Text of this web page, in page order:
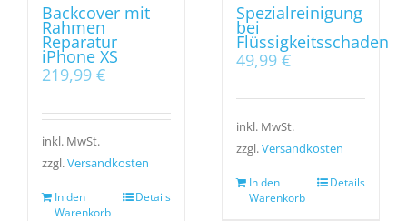
Backcover mit
Rahmen
Reparatur
iPhone XS
219,99 €
inkl. MwSt.
zzgl.Versandkosten
In den
Warenkorb
Details
Spezialreinigung
bei
Flüssigkeitsschaden
49,99 €
inkl. MwSt.
zzgl.Versandkosten
In den
Warenkorb
Details